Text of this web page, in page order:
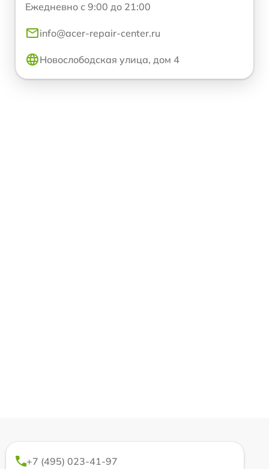
Ежедневно с 9:00 до 21:00
info@acer-repair-center.ru
Новослободская улица, дом 4
+7 (495) 023-41-97